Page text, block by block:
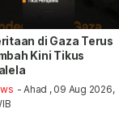
di Gaza Terus
Kini Tikus
- Ahad , 09 Aug 2026,